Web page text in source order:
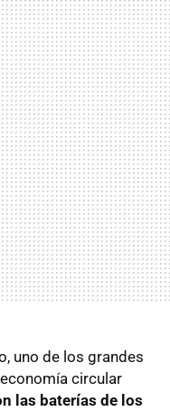
uno de los grandes
circular
las baterías de los